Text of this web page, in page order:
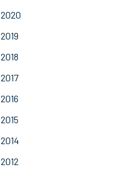
2020
2019
2018
2017
2016
2015
2014
2012